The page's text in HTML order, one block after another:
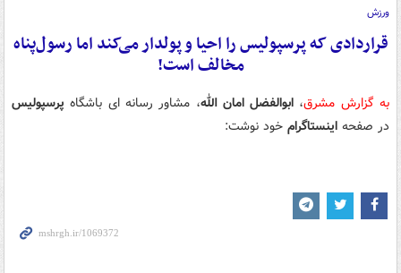
ورزش
قراردادی که پرسپولیس را احیا و پولدار می‌کند اما رسول‌پناه
مخالف است!
به گزارش مشرق، ابوالفضل امان الله، مشاور رسانه ای باشگاه پرسپولیس
در صفحه اینستاگرام خود نوشت: